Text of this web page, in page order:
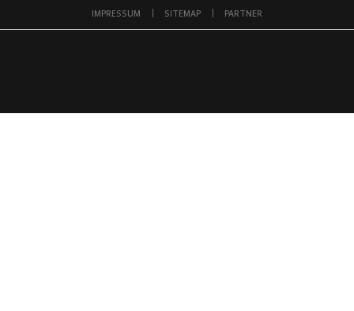
IMPRESSUM SITEMAP PARTNER